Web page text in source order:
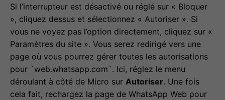
Si l’interrupteur est désactivé ou réglé sur « Bloquer
», cliquez dessus et sélectionnez « Autoriser ». Si
vous ne voyez pas l’option directement, cliquez sur «
Paramètres du site ». Vous serez redirigé vers une
page où vous pourrez gérer toutes les autorisations
pour `web.whatsapp.com`. Ici, réglez le menu
déroulant à côté de Micro sur Autoriser. Une fois
cela fait, rechargez la page de WhatsApp Web pour